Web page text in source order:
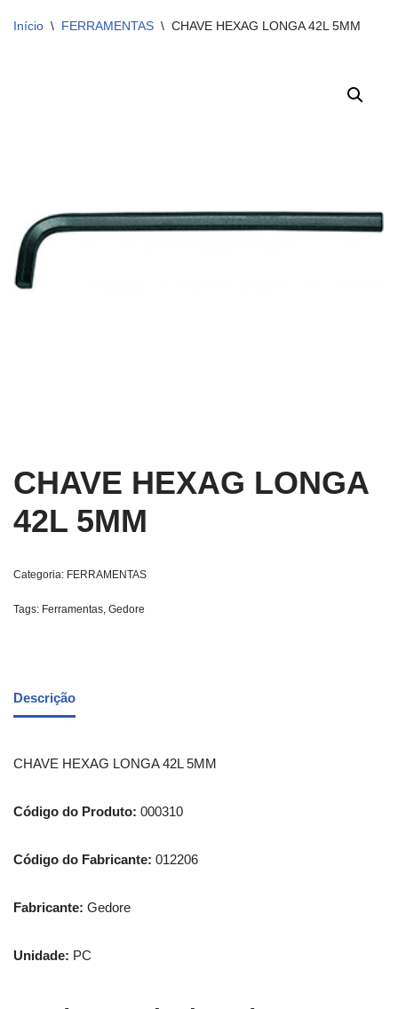
Início \ FERRAMENTAS \ CHAVE HEXAG LONGA 42L 5MM
CHAVE HEXAG LONGA
42L 5MM
Categoria: FERRAMENTAS
Tags: Ferramentas, Gedore
Descrição
CHAVE HEXAG LONGA 42L 5MM
Código do Produto: 000310
Código do Fabricante: 012206
Fabricante: Gedore
Unidade: PC